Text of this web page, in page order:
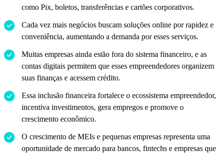
como Pix, boletos, transferências e cartões corporativos.
Cada vez mais negócios buscam soluções online por rapidez e
conveniência, aumentando a demanda por esses serviços.
Muitas empresas ainda estão fora do sistema financeiro, e as
contas digitais permitem que esses empreendedores organizem
suas finanças e acessem crédito.
Essa inclusão financeira fortalece o ecossistema empreendedor,
incentiva investimentos, gera empregos e promove o
crescimento econômico.
O crescimento de MEIs e pequenas empresas representa uma
oportunidade de mercado para bancos, fintechs e empresas que